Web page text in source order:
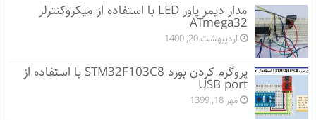
مدار دیمر پاور LED با استفاده از میکروکنترلر
ATmega32
اردیبهشت 20, 1400
پروگرم کردن بورد STM32F103C8 با استفاده از
USB port
مهر 18, 1399